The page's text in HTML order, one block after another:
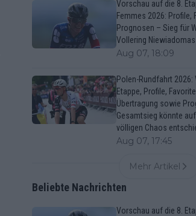
Vorschau auf die 8.
Femmes 2026: Profile,
Prognosen – Sieg für
Vollering Niewiadomas
Aug 07, 18:09
Polen-Rundfahrt 2026:
Etappe, Profile,
Übertragung sowie
Gesamtsieg könnte
völligen Chaos
Aug 07, 17:45
Mehr Artikel
Beliebte Nachrichten
Vorschau auf die 8.